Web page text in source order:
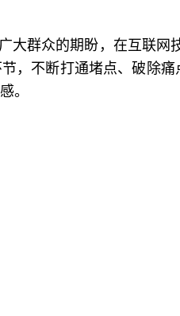
大群众的期盼，在互联
，不断打通堵点、破除
。